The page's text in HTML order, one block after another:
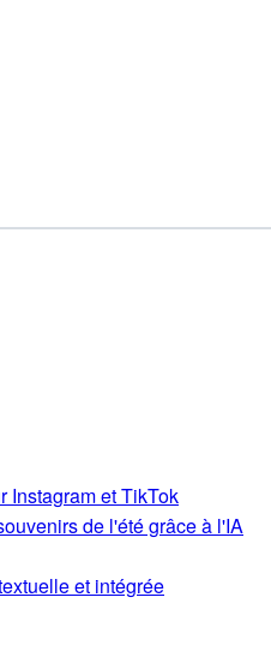
Instagram et TikTok
de l'été grâce à l'IA
et intégrée